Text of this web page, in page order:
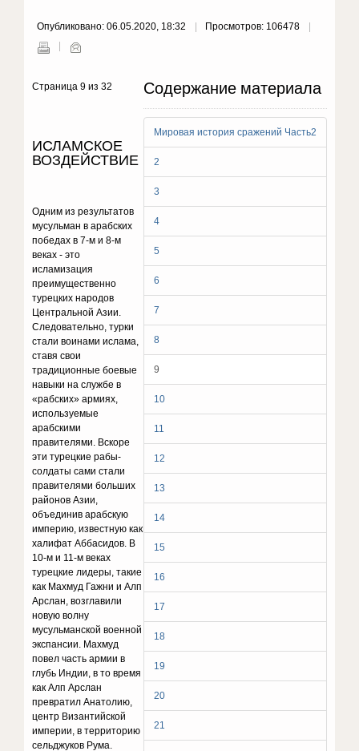
Опубликовано: 06.05.2020, 18:32 Просмотров: 106478
Содержание материала
Мировая история сражений Часть2
2
3
4
5
6
7
8
9
10
11
12
13
14
15
16
17
18
19
20
21
Страница 9 из 32
ИСЛАМСКОЕ
ВОЗДЕЙСТВИЕ
Одним из результатов
мусульман в арабских
победах в 7-м и 8-м
веках - это
исламизация
преимущественно
турецких народов
Центральной Азии.
Следовательно, турки
стали воинами ислама,
ставя свои
традиционные боевые
навыки на службе в
«рабских» армиях,
используемые
арабскими
правителями. Вскоре
эти турецкие рабы-
солдаты сами стали
правителями больших
районов Азии,
объединив арабскую
империю, известную как
халифат Аббасидов. В
10-м и 11-м веках
турецкие лидеры, такие
как Махмуд Гажни и Алп
Арслан, возглавили
новую волну
мусульманской военной
экспансии. Махмуд
повел часть армии в
глубь Индии, в то время
как Алп Арслан
превратил Анатолию,
центр Византийской
империи, в территорию
сельджуков Рума.